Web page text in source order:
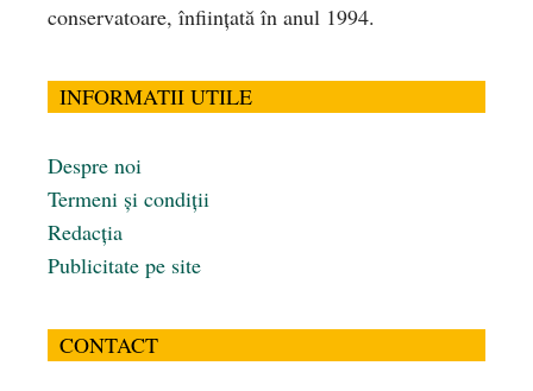
conservatoare, înfiinţată în anul 1994.
INFORMATII UTILE
Despre noi
Termeni și condiții
Redacția
Publicitate pe site
CONTACT